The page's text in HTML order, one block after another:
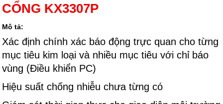
CỔNG KX3307P
Mô tả:
Xác định chính xác báo động trực quan cho từng
mục tiêu kim loại và nhiều mục tiêu với chỉ báo
vùng (Điều khiển PC)
Hiệu suất chống nhiễu chưa từng có